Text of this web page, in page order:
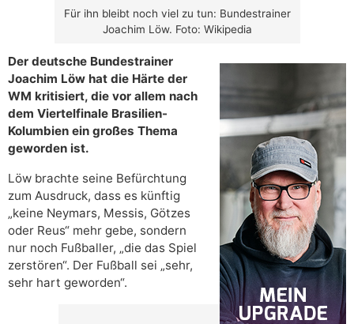
Für ihn bleibt noch viel zu tun: Bundestrainer
Joachim Löw. Foto: Wikipedia
Der deutsche Bundestrainer
Joachim Löw hat die Härte der
WM kritisiert, die vor allem nach
dem Viertelfinale Brasilien-
Kolumbien ein großes Thema
geworden ist.
Löw brachte seine Befürchtung
zum Ausdruck, dass es künftig
„keine Neymars, Messis, Götzes
oder Reus“ mehr gebe, sondern
nur noch Fußballer, „die das Spiel
zerstören“. Der Fußball sei „sehr,
sehr hart geworden“.